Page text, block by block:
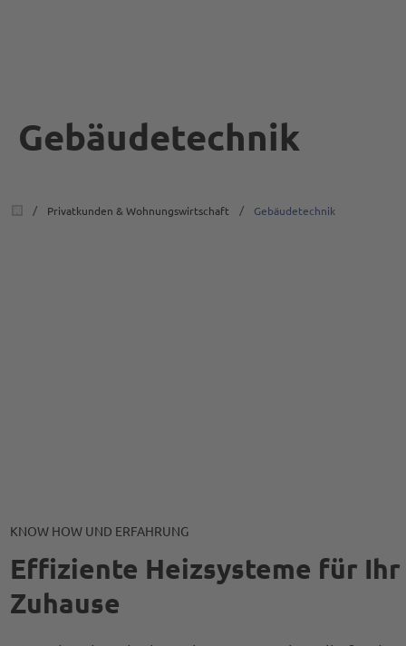
Gebäudetechnik
/ Privatkunden & Wohnungswirtschaft / Gebäudetechnik
KNOW HOW UND ERFAHRUNG
Effiziente Heizsysteme für Ihr
Zuhause